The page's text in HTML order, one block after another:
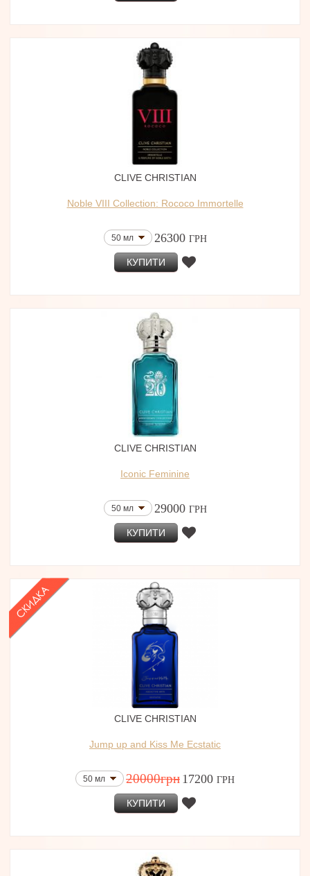
CLIVE CHRISTIAN
Noble VIII Collection: Rococo Immortelle
50 мл 26300 ГРН
КУПИТИ
CLIVE CHRISTIAN
Iconic Feminine
50 мл 29000 ГРН
КУПИТИ
CLIVE CHRISTIAN
Jump up and Kiss Me Ecstatic
50 мл 20000грн 17200 ГРН
КУПИТИ